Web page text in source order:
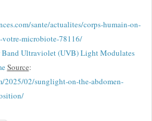
sante/actualites/corps-humain-on-
microbiote-78116/
Band Ultraviolet (UVB) Light Modulates
Source:
02/sunglight-on-the-abdomen-